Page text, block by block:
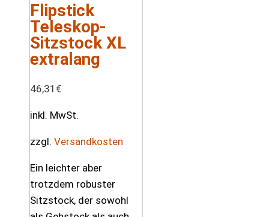
Flipstick
Teleskop-
Sitzstock XL
extralang
46,31 €
inkl. MwSt.
zzgl. Versandkosten
Ein leichter aber
trotzdem robuster
Sitzstock, der sowohl